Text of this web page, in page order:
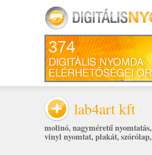
374
lab4art kft
molinó,nagyméretű nyomtatás,
vinyl nyomtat,plakát,szórólap,